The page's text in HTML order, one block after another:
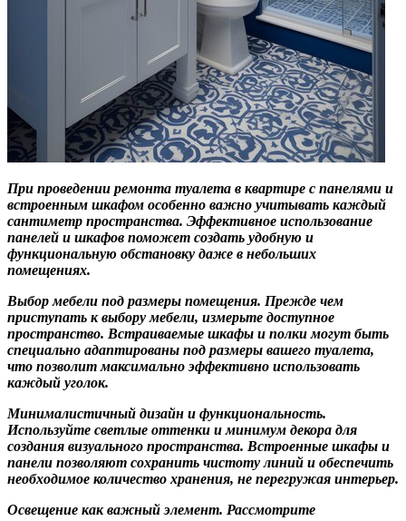
При проведении ремонта туалета в квартире с панелями и
встроенным шкафом особенно важно учитывать каждый
сантиметр пространства. Эффективное использование
панелей и шкафов поможет создать удобную и
функциональную обстановку даже в небольших
помещениях.
Выбор мебели под размеры помещения. Прежде чем
приступать к выбору мебели, измерьте доступное
пространство. Встраиваемые шкафы и полки могут быть
специально адаптированы под размеры вашего туалета,
что позволит максимально эффективно использовать
каждый уголок.
Минималистичный дизайн и функциональность.
Используйте светлые оттенки и минимум декора для
создания визуального пространства. Встроенные шкафы и
панели позволяют сохранить чистоту линий и обеспечить
необходимое количество хранения, не перегружая интерьер.
Освещение как важный элемент. Рассмотрите